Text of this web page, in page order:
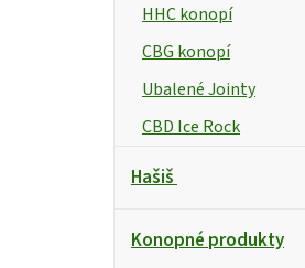
HHC konopí
CBG konopí
Ubalené Jointy
CBD Ice Rock
Hašiš
Konopné produkty